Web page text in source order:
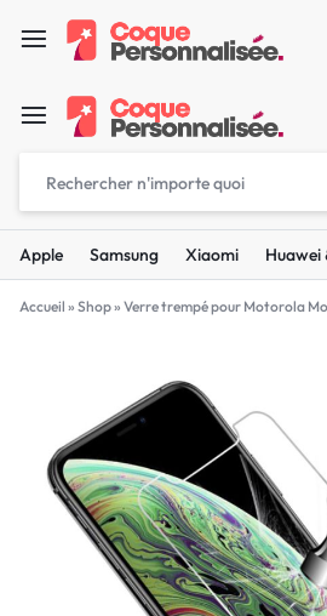
Apple Samsung Xiaomi Huawei
Accueil » Shop» Verre trempé pour Motorola